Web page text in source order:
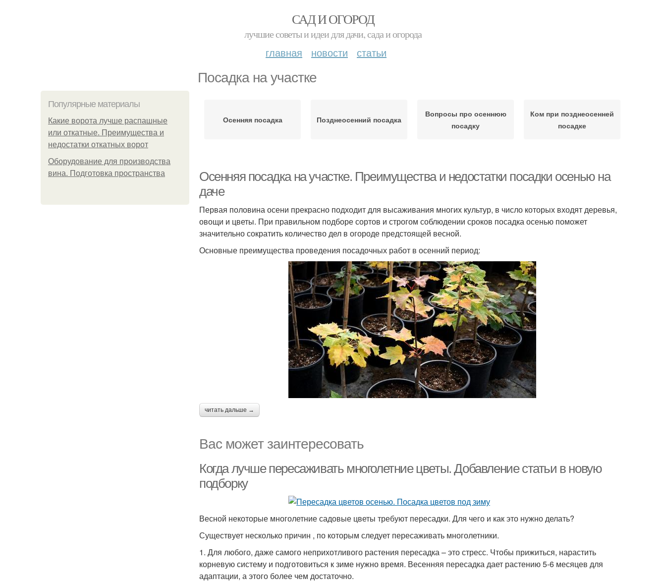
САД И ОГОРОД
лучшие советы и идеи для дачи, сада и огорода
главная новости статьи
Посадка на участке
Популярные материалы
Какие ворота лучше распашные
или откатные. Преимущества и
недостатки откатных ворот
Оборудование для производства
вина. Подготовка пространства
Осенняя посадка Позднеосенний посадка
Вопросы про осеннюю
посадку
Ком при позднеосенней
посадке
Осенняя посадка на участке. Преимущества и недостатки посадки осенью на
даче
Первая половина осени прекрасно подходит для высаживания многих культур, в число которых входят деревья,
овощи и цветы. При правильном подборе сортов и строгом соблюдении сроков посадка осенью поможет
значительно сократить количество дел в огороде предстоящей весной.
Основные преимущества проведения посадочных работ в осенний период:
читать дальше →
Вас может заинтересовать
Когда лучше пересаживать многолетние цветы. Добавление статьи в новую
подборку
Весной некоторые многолетние садовые цветы требуют пересадки. Для чего и как это нужно делать?
Существует несколько причин , по которым следует пересаживать многолетники.
1. Для любого, даже самого неприхотливого растения пересадка – это стресс. Чтобы прижиться, нарастить
корневую систему и подготовиться к зиме нужно время. Весенняя пересадка дает растению 5-6 месяцев для
адаптации, а этого более чем достаточно.